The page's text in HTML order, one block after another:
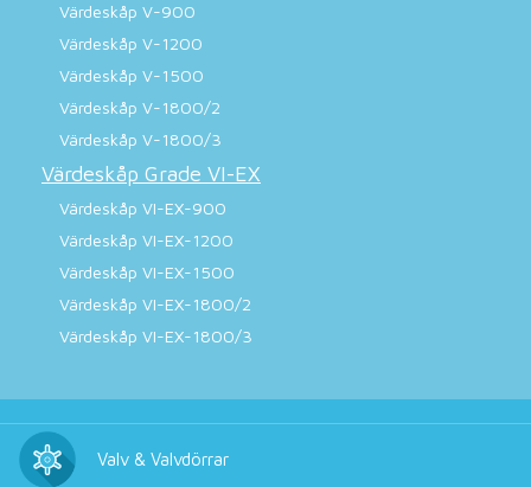
Värdeskåp V-900
Värdeskåp V-1200
Värdeskåp V-1500
Värdeskåp V-1800/2
Värdeskåp V-1800/3
Värdeskåp Grade VI-EX
Värdeskåp VI-EX-900
Värdeskåp VI-EX-1200
Värdeskåp VI-EX-1500
Värdeskåp VI-EX-1800/2
Värdeskåp VI-EX-1800/3
Valv & Valvdörrar